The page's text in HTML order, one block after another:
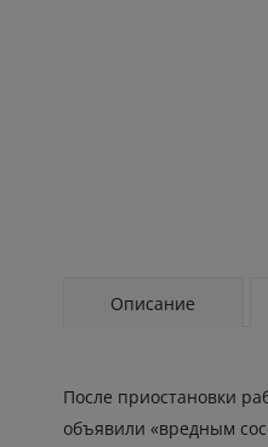
Описание
После приостановки
объявили «вредным